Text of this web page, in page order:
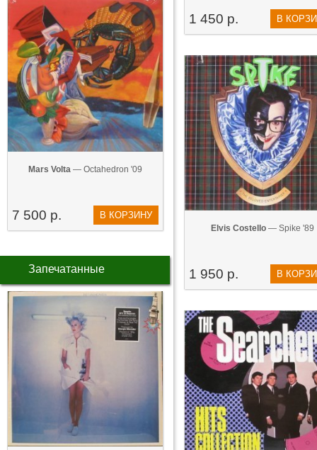
Mars Volta — Octahedron '09
7 500 р. В КОРЗИНУ
Запечатанные
1 450 р. В
Elvis Costello— Spike '89
1 950 р. В